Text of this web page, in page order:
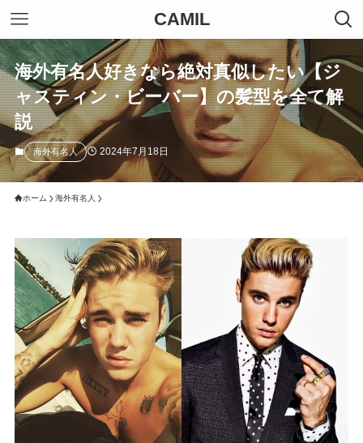
CAMIL
海外有名人好きなら絶対真似したい【ジ
ャスティン・ビーバー】の髪型を全て解
説
海外有名人 2024年7月18日
ホーム 海外有名人